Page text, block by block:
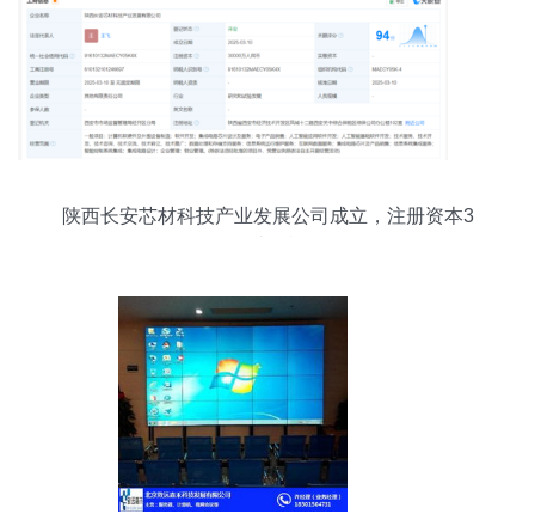
陕西长安芯材科技产业发展公司成立，注册资本3